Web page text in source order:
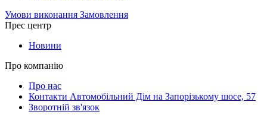
Умови виконання Замовлення
Прес центр
Новини
Про компанію
Про нас
Контакти Автомобільний Дім на Запорізькому шосе, 57
Зворотній зв'язок